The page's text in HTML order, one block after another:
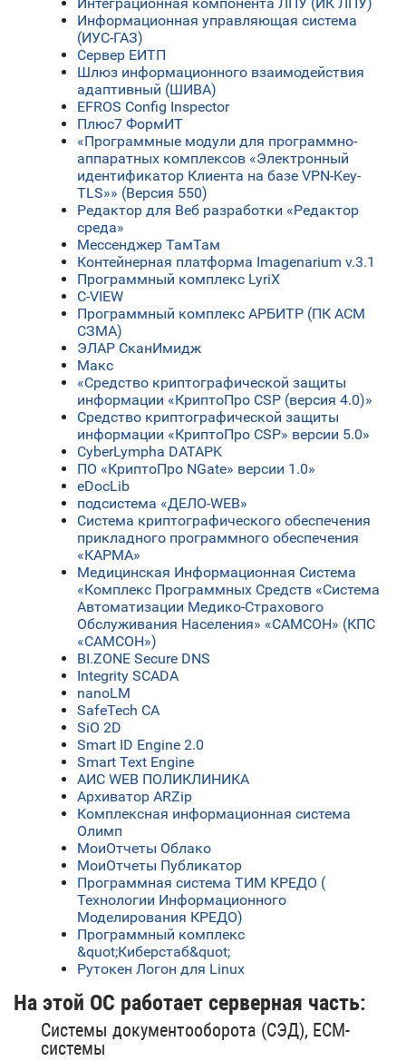
Информационная управляющая система
(ИУС-ГАЗ)
Сервер ЕИТП
Шлюз информационного взаимодействия
адаптивный (ШИВА)
EFROS Config Inspector
Плюс7 ФормИТ
«Программные модули для программно-
аппаратных комплексов «Электронный
идентификатор Клиента на базе VPN-Key-
TLS»» (Версия 550)
Редактор для Веб разработки «Редактор
среда»
Мессенджер ТамТам
Контейнерная платформа Imagenarium v.3.1
Программный комплекс LyriX
C-VIEW
Программный комплекс АРБИТР (ПК АСМ
СЗМА)
ЭЛАР СканИмидж
Макс
«Средство криптографической защиты
информации «КриптоПро CSP (версия 4.0)»
Средство криптографической защиты
информации «КриптоПро CSP» версии 5.0»
CyberLympha DATAPK
ПО «КриптоПро NGate» версии 1.0»
eDocLib
подсистема «ДЕЛО-WEB»
Система криптографического обеспечения
прикладного программного обеспечения
«КАРМА»
Медицинская Информационная Система
«Комплекс Программных Средств «Система
Автоматизации Медико-Страхового
Обслуживания Населения» «САМСОН» (КПС
«САМСОН»)
BI.ZONE Secure DNS
Integrity SCADA
nanoLM
SafeTech CA
SiO 2D
Smart ID Engine 2.0
Smart Text Engine
АИС WEB ПОЛИКЛИНИКА
Архиватор ARZip
Комплексная информационная система
Олимп
МоиОтчеты Облако
МоиОтчеты Публикатор
Программная система ТИМ КРЕДО (
Технологии Информационного
Моделирования КРЕДО)
Программный комплекс
&quot;Киберстаб&quot;
Рутокен Логон для Linux
На этой ОС работает серверная часть:
Системы документооборота (СЭД), ECM-
системы